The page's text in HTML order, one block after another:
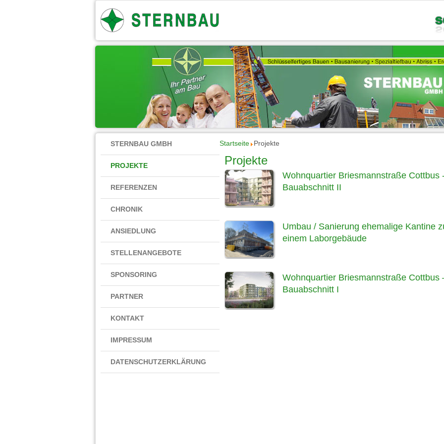
STERNBAU GMBH
PROJEKTE
REFERENZEN
CHRONIK
ANSIEDLUNG
STELLENANGEBOTE
SPONSORING
PARTNER
KONTAKT
IMPRESSUM
DATENSCHUTZERKLÄRUNG
Startseite Projekte
Projekte
Wohnquartier Briesmannstraße Cottbus
Bauabschnitt II
Umbau / Sanierung ehemalige Kantine
einem Laborgebäude
Wohnquartier Briesmannstraße Cottbus
Bauabschnitt I